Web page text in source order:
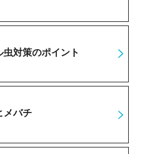
対策のポイント
メバチ